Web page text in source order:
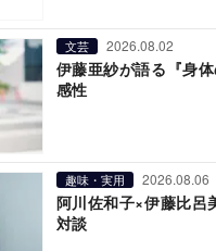
文芸 2026.08.02
伊藤亜紗が語る『身
感性
趣味・実用 2026.08.06
阿川佐和子×伊藤比呂
対談